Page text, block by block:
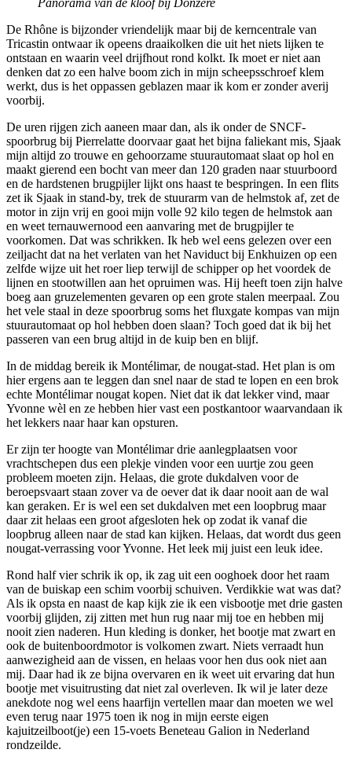
Panorama van de kloof bij Donzère
De Rhône is bijzonder vriendelijk maar bij de kerncentrale van
Tricastin ontwaar ik opeens draaikolken die uit het niets lijken te
ontstaan en waarin veel drijfhout rond kolkt. Ik moet er niet aan
denken dat zo een halve boom zich in mijn scheepsschroef klem
werkt, dus is het oppassen geblazen maar ik kom er zonder averij
voorbij.
De uren rijgen zich aaneen maar dan, als ik onder de SNCF-
spoorbrug bij Pierrelatte doorvaar gaat het bijna faliekant mis, Sjaak
mijn altijd zo trouwe en gehoorzame stuurautomaat slaat op hol en
maakt gierend een bocht van meer dan 120 graden naar stuurboord
en de hardstenen brugpijler lijkt ons haast te bespringen. In een flits
zet ik Sjaak in stand-by, trek de stuurarm van de helmstok af, zet de
motor in zijn vrij en gooi mijn volle 92 kilo tegen de helmstok aan
en weet ternauwernood een aanvaring met de brugpijler te
voorkomen. Dat was schrikken. Ik heb wel eens gelezen over een
zeiljacht dat na het verlaten van het Naviduct bij Enkhuizen op een
zelfde wijze uit het roer liep terwijl de schipper op het voordek de
lijnen en stootwillen aan het opruimen was. Hij heeft toen zijn halve
boeg aan gruzelementen gevaren op een grote stalen meerpaal. Zou
het vele staal in deze spoorbrug soms het fluxgate kompas van mijn
stuurautomaat op hol hebben doen slaan? Toch goed dat ik bij het
passeren van een brug altijd in de kuip ben en blijf.
In de middag bereik ik Montélimar, de nougat-stad. Het plan is om
hier ergens aan te leggen dan snel naar de stad te lopen en een brok
echte Montélimar nougat kopen. Niet dat ik dat lekker vind, maar
Yvonne wèl en ze hebben hier vast een postkantoor waarvandaan ik
het lekkers naar haar kan opsturen.
Er zijn ter hoogte van Montélimar drie aanlegplaatsen voor
vrachtschepen dus een plekje vinden voor een uurtje zou geen
probleem moeten zijn. Helaas, die grote dukdalven voor de
beroepsvaart staan zover va de oever dat ik daar nooit aan de wal
kan geraken. Er is wel een set dukdalven met een loopbrug maar
daar zit helaas een groot afgesloten hek op zodat ik vanaf die
loopbrug alleen naar de stad kan kijken. Helaas, dat wordt dus geen
nougat-verrassing voor Yvonne. Het leek mij juist een leuk idee.
Rond half vier schrik ik op, ik zag uit een ooghoek door het raam
van de buiskap een schim voorbij schuiven. Verdikkie wat was dat?
Als ik opsta en naast de kap kijk zie ik een visbootje met drie gasten
voorbij glijden, zij zitten met hun rug naar mij toe en hebben mij
nooit zien naderen. Hun kleding is donker, het bootje mat zwart en
ook de buitenboordmotor is volkomen zwart. Niets verraadt hun
aanwezigheid aan de vissen, en helaas voor hen dus ook niet aan
mij. Daar had ik ze bijna overvaren en ik weet uit ervaring dat hun
bootje met visuitrusting dat niet zal overleven. Ik wil je later deze
anekdote nog wel eens haarfijn vertellen maar dan moeten we wel
even terug naar 1975 toen ik nog in mijn eerste eigen
kajuitzeilboot(je) een 15-voets Beneteau Galion in Nederland
rondzeilde.